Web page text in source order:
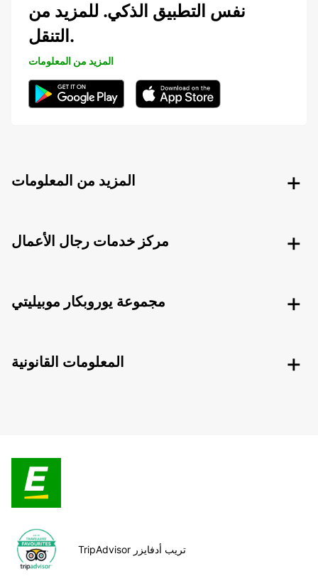
نفس التطبيق الذكي. للمزيد من
التنقل.
المزيد من المعلومات
المزيد من المعلومات
مركز خدمات رجال الأعمال
مجموعة يوروبكار موبيليتي
المعلومات القانونية
TripAdvisor تريب أدفايزر